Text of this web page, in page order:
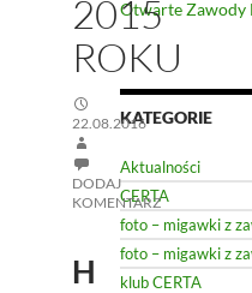
2015
ROKU
22.08.2016
DODAJ
KOMENTARZ
H
Otwarte Zawody
KATEGORIE
Aktualności
CERTA
foto – migawki z
foto – migawki z
klub CERTA